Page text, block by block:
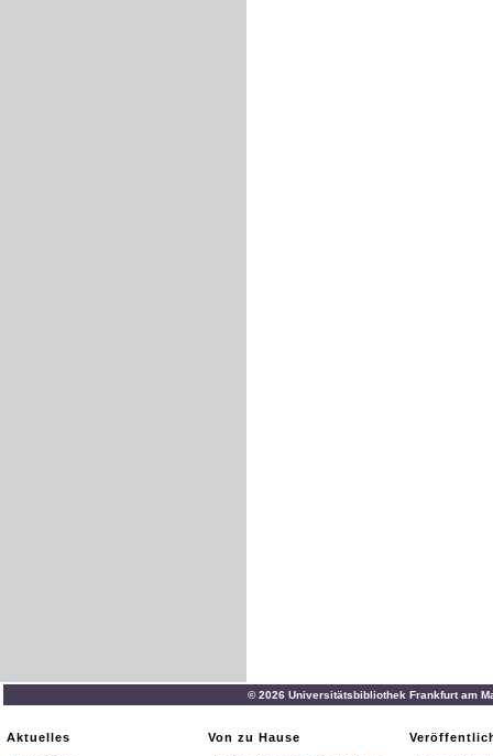
© 2026 Universitätsbibliothek Frankfurt am
Aktuelles
Von zu Hause